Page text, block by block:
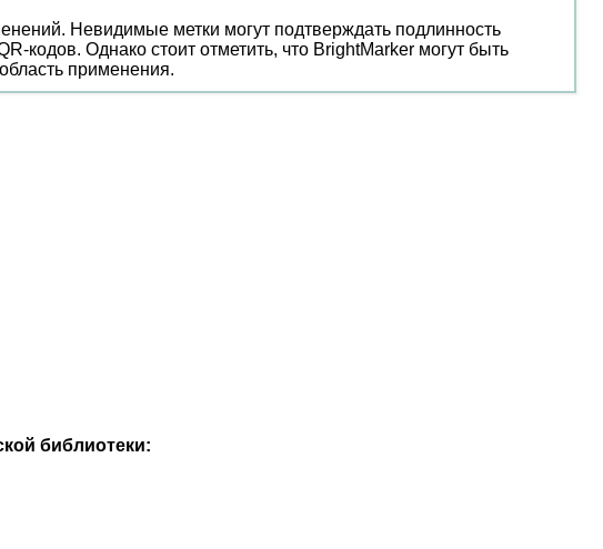
Невидимые метки могут подтверждать подлинность
Однако стоит отметить, что BrightMarker могут быть
применения.
библиотеки: